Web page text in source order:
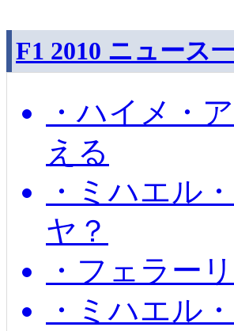
F1 2010 ニュース
・ハイメ・
える
・ミハエル
ヤ？
・フェラー
・ミハエル